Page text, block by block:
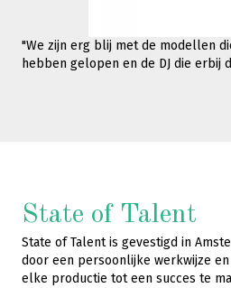
"We zijn erg blij met de modellen
hebben gelopen en de DJ die erbij
State of Talent
State of Talent is gevestigd in
door een persoonlijke werkwijze
elke productie tot een succes te